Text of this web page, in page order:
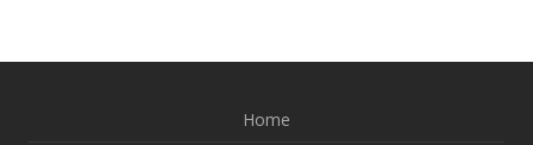
Home